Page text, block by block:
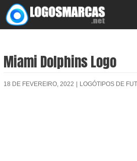
Skip
to
Miami Dolphins Logo
18 DE FEVEREIRO, 2022 LOGÓTIPOS DE